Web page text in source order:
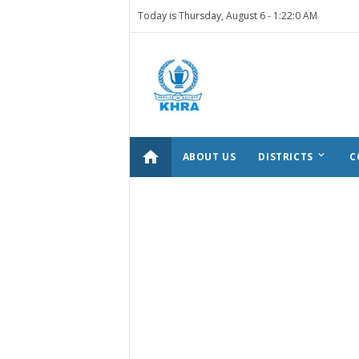
Today is Thursday, August 6 - 1:22:0 AM
home ABOUT US DISTRICTS keyboard_arrow_down